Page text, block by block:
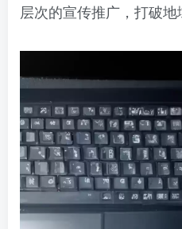
层次的宣传推广，打破地